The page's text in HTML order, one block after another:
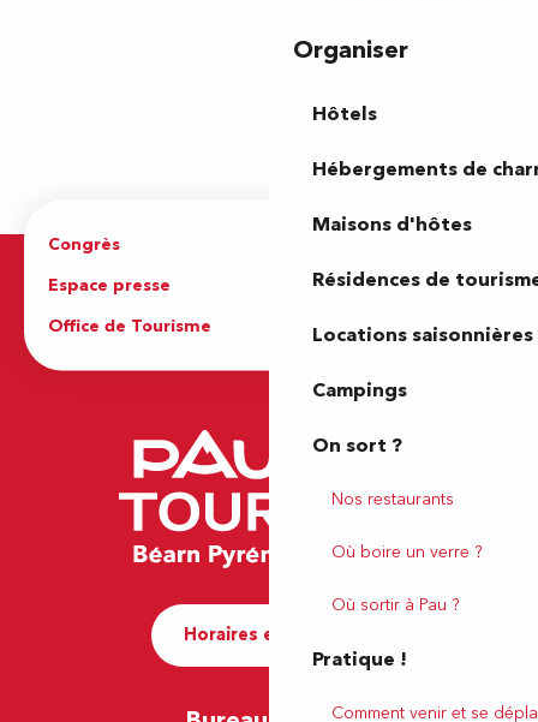
Organiser
Hôtels
Hébergements de
Maisons d'hôtes
Résidences de
Locations saisonnières
Campings
On sort ?
Nos restaurants
Où boire un verre ?
Où sortir à Pau ?
Pratique !
Comment venir et se
Congrès
Espace presse
Brochures
Office de Tourisme
Horaires et contact